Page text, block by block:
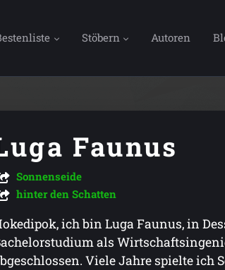
Stöbern Autoren
Faunus
Sonnenseide
hinter den Schatten
ich bin Luga Faunus, in
als
Viele Jahre spielte ich